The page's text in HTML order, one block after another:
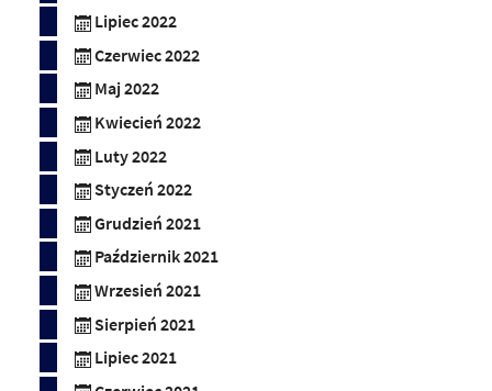
Lipiec 2022
Czerwiec 2022
Maj 2022
Kwiecień 2022
Luty 2022
Styczeń 2022
Grudzień 2021
Październik 2021
Wrzesień 2021
Sierpień 2021
Lipiec 2021